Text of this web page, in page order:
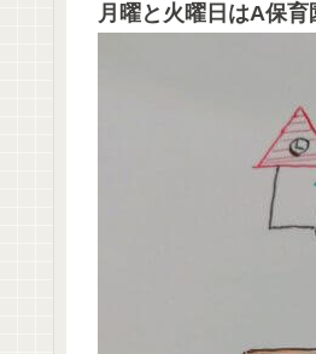
月曜と火曜日はA保育